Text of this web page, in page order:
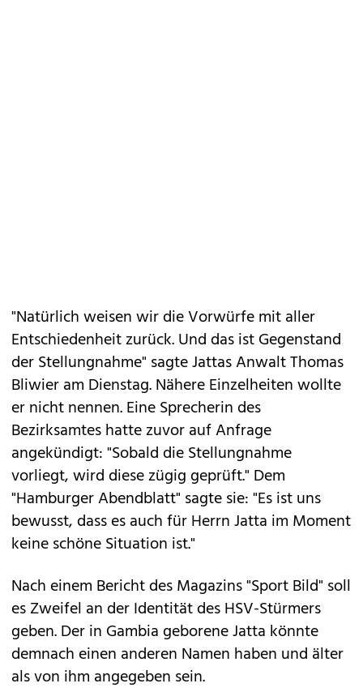
"Natürlich weisen wir die Vorwürfe mit aller
Entschiedenheit zurück. Und das ist Gegenstand
der Stellungnahme" sagte Jattas Anwalt Thomas
Bliwier am Dienstag. Nähere Einzelheiten wollte
er nicht nennen. Eine Sprecherin des
Bezirksamtes hatte zuvor auf Anfrage
angekündigt: "Sobald die Stellungnahme
vorliegt, wird diese zügig geprüft." Dem
"Hamburger Abendblatt" sagte sie: "Es ist uns
bewusst, dass es auch für Herrn Jatta im Moment
keine schöne Situation ist."
Nach einem Bericht des Magazins "Sport Bild" soll
es Zweifel an der Identität des HSV-Stürmers
geben. Der in Gambia geborene Jatta könnte
demnach einen anderen Namen haben und älter
als von ihm angegeben sein.